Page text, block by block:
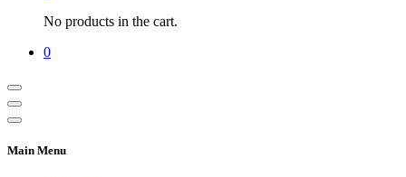
No products in the cart.
0
Main Menu